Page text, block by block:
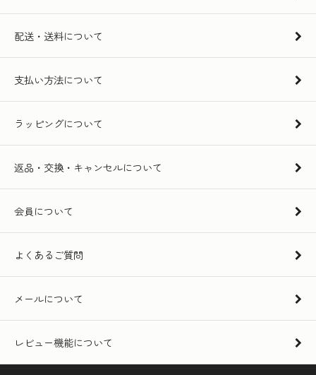
配送・送料について
支払い方法について
ラッピングについて
返品・交換・キャンセルについて
会員について
よくあるご質問
メールについて
レビュー機能について